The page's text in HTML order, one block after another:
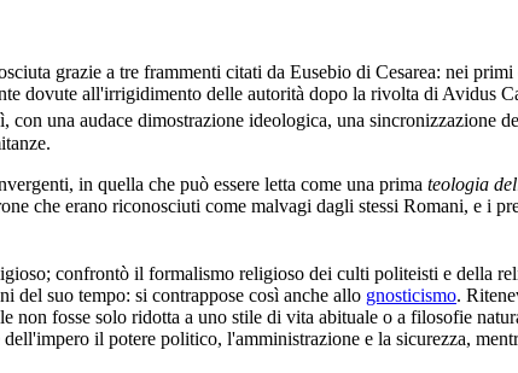
grazie a tre frammenti citati da Eusebio di Cesarea: nei
dovute all'irrigidimento delle autorità dopo la rivolta di Avidus
con una audace dimostrazione ideologica, una sincronizzazione
in quella che può essere letta come una prima teologia
che erano riconosciuti come malvagi dagli stessi Romani, e i
confrontò il formalismo religioso dei culti politeisti e della
del suo tempo: si contrappose così anche allo gnosticismo.
non fosse solo ridotta a uno stile di vita abituale o a filosofie
il potere politico, l'amministrazione e la sicurezza,